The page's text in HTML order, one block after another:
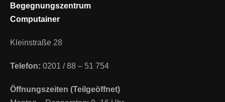
Begegnungszentrum
Computainer
Kleinstraße 28
Telefon: 0201 / 88 – 51 754
Öffnungszeiten (Teilgeöffnet)